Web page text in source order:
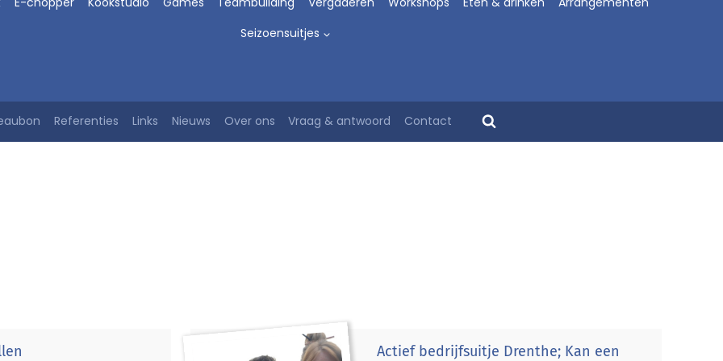
Seizoensuitjes
Referenties Links Nieuws Over ons Vraag & antwoord Contact
Actief bedrijfsuitje Drenthe; Kan een